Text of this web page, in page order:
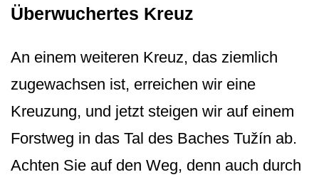
Überwuchertes Kreuz
An einem weiteren Kreuz, das ziemlich
zugewachsen ist, erreichen wir eine
Kreuzung, und jetzt steigen wir auf einem
Forstweg in das Tal des Baches Tužín ab.
Achten Sie auf den Weg, denn auch durch